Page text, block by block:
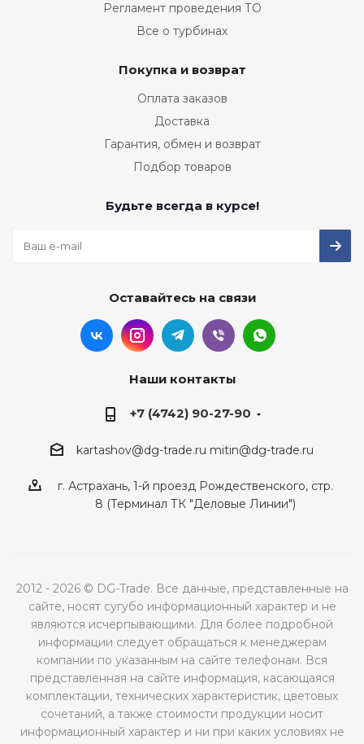
Регламент проведения ТО
Все о турбинах
Покупка и возврат
Оплата заказов
Доставка
Гарантия, обмен и возврат
Подбор товаров
Будьте всегда в курсе!
Оставайтесь на связи
Наши контакты
+7 (4742) 90-27-90
kartashov@dg-trade.ru mitin@dg-trade.ru
г. Астрахань, 1-й проезд Рождественского, стр.
8 (Терминал ТК "Деловые Линии")
2012 - 2026 © DG-Trade. Все данные, представленные на
сайте, носят сугубо информационный характер и не
являются исчерпывающими. Для более подробной
информации следует обращаться к менеджерам
компании по указанным на сайте телефонам. Вся
представленная на сайте информация, касающаяся
комплектации, технических характеристик, цветовых
сочетаний, а также стоимости продукции носит
информационный характер и ни при каких условиях не